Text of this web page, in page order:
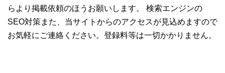
らより掲載依頼のほうお願いします。 検索エンジンの
SEO対策また、当サイトからのアクセスが見込めますので
お気軽にご連絡ください。登録料等は一切かかりません。